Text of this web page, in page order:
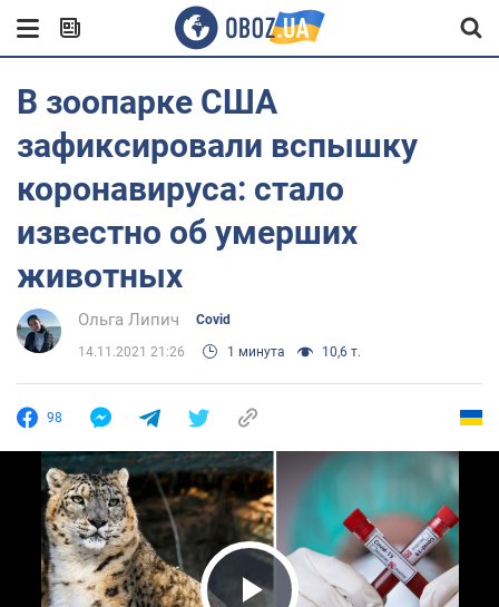
В зоопарке США
зафиксировали вспышку
коронавируса: стало
известно об умерших
животных
Ольга Липич Covid
14.11.2021 21:26 1 минута 10,6 т.
98